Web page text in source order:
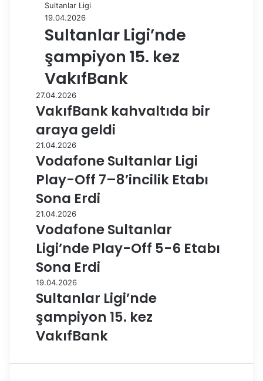
Sultanlar Ligi
19.04.2026
Sultanlar Ligi’nde
şampiyon 15. kez
VakıfBank
27.04.2026
VakıfBank kahvaltıda bir
araya geldi
21.04.2026
Vodafone Sultanlar Ligi
Play-Off 7–8’incilik Etabı
Sona Erdi
21.04.2026
Vodafone Sultanlar
Ligi’nde Play-Off 5-6 Etabı
Sona Erdi
19.04.2026
Sultanlar Ligi’nde
şampiyon 15. kez
VakıfBank